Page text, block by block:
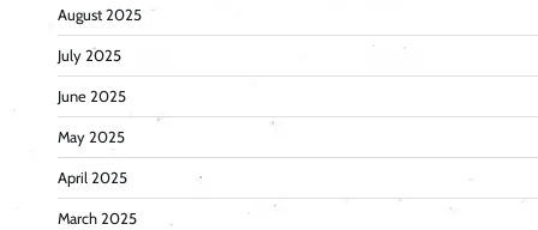
August 2025
July 2025
June 2025
May 2025
April 2025
March 2025